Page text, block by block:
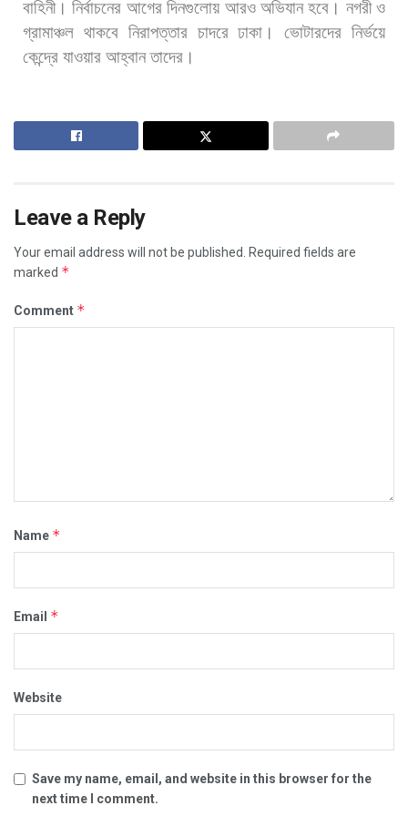
বাহিনী। নির্বাচনের আগের দিনগুলোয় আরও অভিযান হবে। নগরী ও
গ্রামাঞ্চল থাকবে নিরাপত্তার চাদরে ঢাকা। ভোটারদের নির্ভয়ে
কেন্দ্রে যাওয়ার আহ্বান তাদের।
Leave a Reply
Your email address will not be published.
Required fields are
marked *
Comment *
Name *
Email *
Website
Save my name, email, and website in this browser for the
next time I comment.